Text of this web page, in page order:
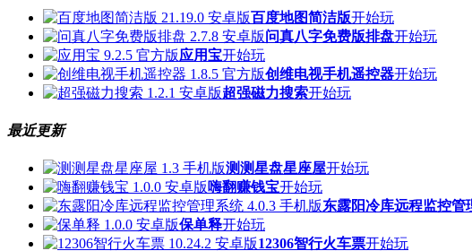
百度地图简洁版开始玩
问真八字免费版排盘开始玩
应用宝开始玩
创维电视手机遥控器开始玩
超强磁力搜索开始玩
最近更新
测测星盘星座屋开始玩
嗨翻赚钱宝开始玩
东露阳冷库远程监控管
保单释开始玩
12306智行火车票开始玩